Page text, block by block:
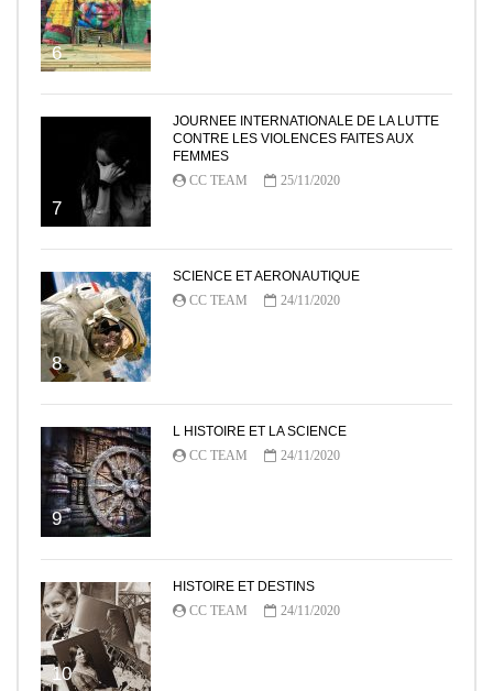
6
7
JOURNEE INTERNATIONALE DE LA LUTTE
CONTRE LES VIOLENCES FAITES AUX
FEMMES
CC TEAM
25/11/2020
8
SCIENCE ET AERONAUTIQUE
CC TEAM
24/11/2020
9
L HISTOIRE ET LA SCIENCE
CC TEAM
24/11/2020
10
HISTOIRE ET DESTINS
CC TEAM
24/11/2020